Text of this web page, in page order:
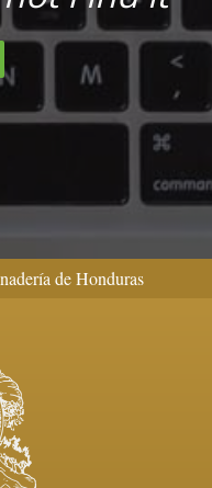
de Honduras